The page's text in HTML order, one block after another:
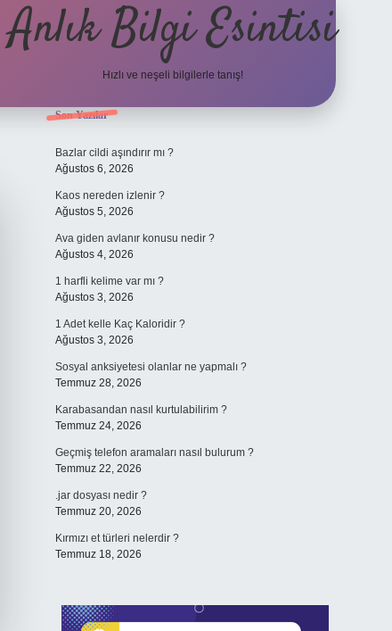
Anlık Bilgi Esintisi
Hızlı ve neşeli bilgilerle tanış!
Sidebar
Son Yazılar
Bazlar cildi aşındırır mı ?
Ağustos 6, 2026
Kaos nereden izlenir ?
Ağustos 5, 2026
Ava giden avlanır konusu nedir ?
Ağustos 4, 2026
1 harfli kelime var mı ?
Ağustos 3, 2026
1 Adet kelle Kaç Kaloridir ?
Ağustos 3, 2026
Sosyal anksiyetesi olanlar ne yapmalı ?
Temmuz 28, 2026
Karabasandan nasıl kurtulabilirim ?
Temmuz 24, 2026
Geçmiş telefon aramaları nasıl bulurum ?
Temmuz 22, 2026
.jar dosyası nedir ?
Temmuz 20, 2026
Kırmızı et türleri nelerdir ?
Temmuz 18, 2026